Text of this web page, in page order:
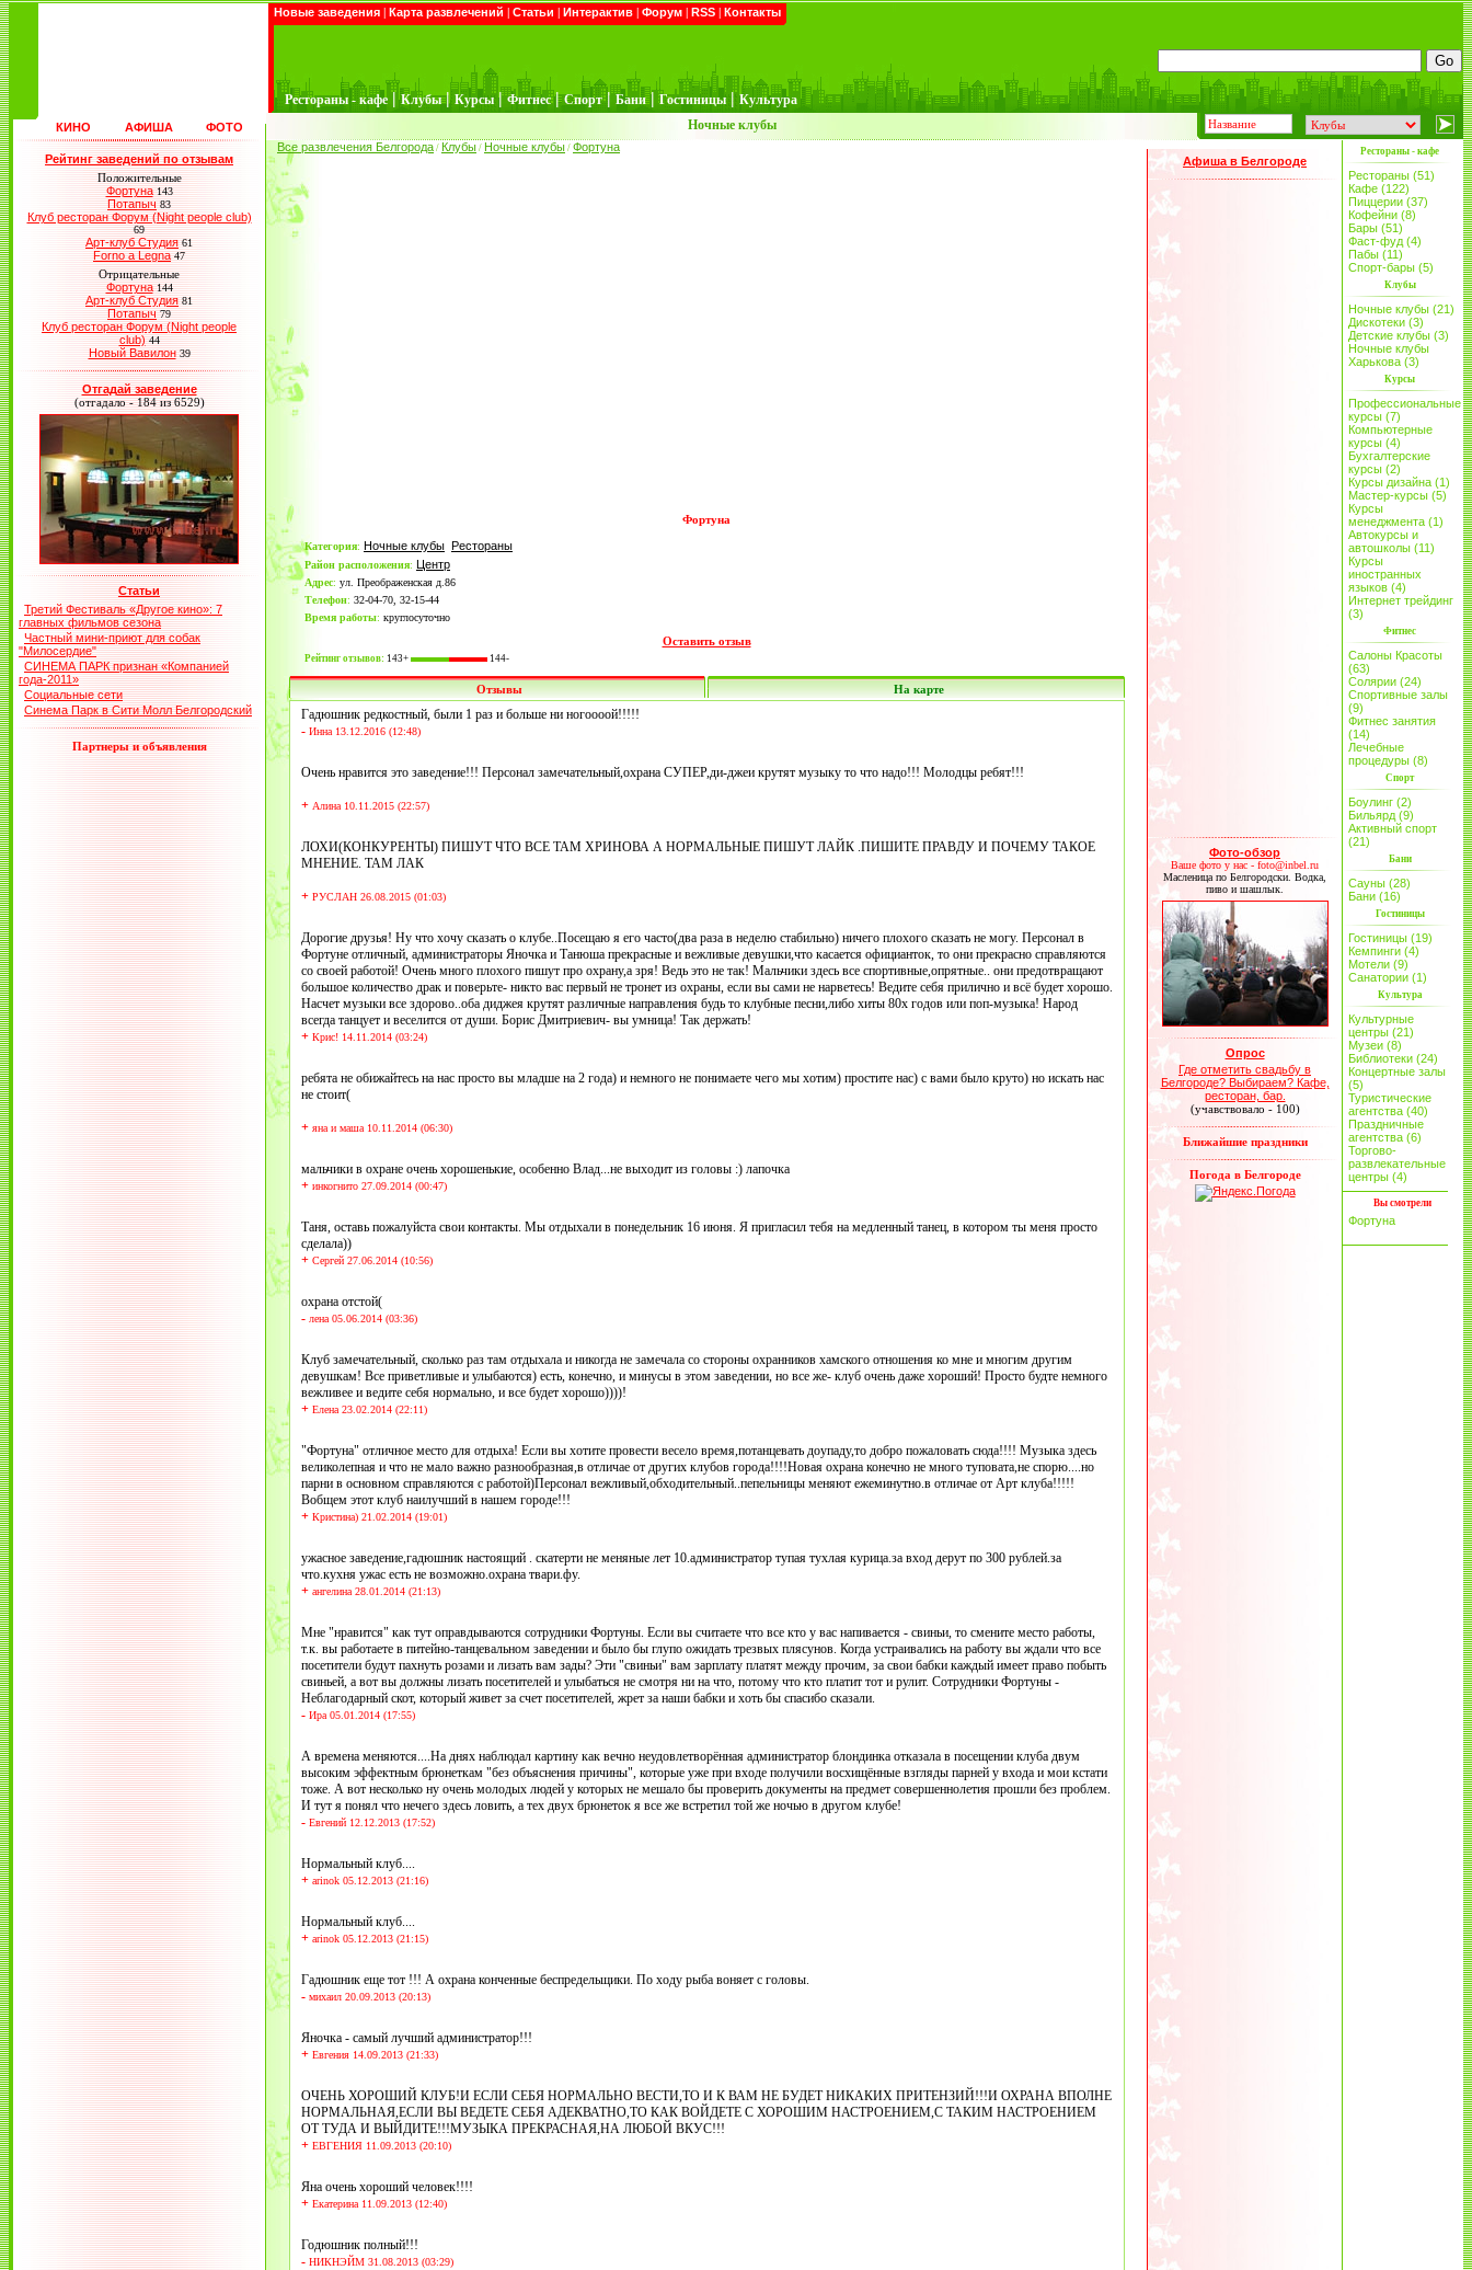
Новые заведения | Карта развлечений | Статьи | Интерактив | Форум | RSS | Контакты
Рестораны - кафе | Клубы | Курсы | Фитнес | Спорт | Бани | Гостиницы | Культура
КИНО АФИША ФОТО Ночные клубы
Рейтинг заведений по отзывам
Положительные
Фортуна 143
Потапыч 83
Клуб ресторан Форум (Night people club)
69
Арт-клуб Студия 61
Forno a Legna 47
Отрицательные
Фортуна 144
Арт-клуб Студия 81
Потапыч 79
Клуб ресторан Форум (Night people
club) 44
Новый Вавилон 39
Отгадай заведение
(отгадало - 184 из 6529)
Статьи
Третий Фестиваль «Другое кино»: 7
главных фильмов сезона
Частный мини-приют для собак
"Милосердие"
СИНЕМА ПАРК признан «Компанией
года-2011»
Социальные сети
Синема Парк в Сити Молл Белгородский
Партнеры и объявления
Все развлечения Белгорода / Клубы / Ночные клубы / Фортуна
Фортуна
Категория: Ночные клубы Рестораны
Район расположения: Центр
Адрес: ул. Преображенская д.86
Телефон: 32-04-70, 32-15-44
Время работы: круглосуточно
Оставить отзыв
Рейтинг отзывов: 143+ 144-
Отзывы На карте
Гадюшник редкостный, были 1 раз и больше ни ногоооой!!!!!
-Инна 13.12.2016 (12:48)
Очень нравится это заведение!!! Персонал замечательный,охрана СУПЕР,ди-джеи крутят музыку то что надо!!! Молодцы ребят!!!
+Алина 10.11.2015 (22:57)
ЛОХИ(КОНКУРЕНТЫ) ПИШУТ ЧТО ВСЕ ТАМ ХРИНОВА А НОРМАЛЬНЫЕ ПИШУТ ЛАЙК .ПИШИТЕ ПРАВДУ И ПОЧЕМУ ТАКОЕ
МНЕНИЕ. ТАМ ЛАК
+РУСЛАН 26.08.2015 (01:03)
Дорогие друзья! Ну что хочу сказать о клубе..Посещаю я его часто(два раза в неделю стабильно) ничего плохого сказать не могу. Персонал в
Фортуне отличный, администраторы Яночка и Танюша прекрасные и вежливые девушки,что касается официанток, то они прекрасно справляются
со своей работой! Очень много плохого пишут про охрану,а зря! Ведь это не так! Мальчики здесь все спортивные,опрятные.. они предотвращают
большое количество драк и поверьте- никто вас первый не тронет из охраны, если вы сами не нарветесь! Ведите себя прилично и всё будет хорошо.
Насчет музыки все здорово..оба диджея крутят различные направления будь то клубные песни,либо хиты 80х годов или поп-музыка! Народ
всегда танцует и веселится от души. Борис Дмитриевич- вы умница! Так держать!
+Крис! 14.11.2014 (03:24)
ребята не обижайтесь на нас просто вы младше на 2 года) и немного не понимаете чего мы хотим) простите нас) с вами было круто) но искать нас
не стоит(
+яна и маша 10.11.2014 (06:30)
мальчики в охране очень хорошенькие, особенно Влад...не выходит из головы :) лапочка
+инкогнито 27.09.2014 (00:47)
Таня, оставь пожалуйста свои контакты. Мы отдыхали в понедельник 16 июня. Я пригласил тебя на медленный танец, в котором ты меня просто
сделала))
+Сергей 27.06.2014 (10:56)
охрана отстой(
-лена 05.06.2014 (03:36)
Клуб замечательный, сколько раз там отдыхала и никогда не замечала со стороны охранников хамского отношения ко мне и многим другим
девушкам! Все приветливые и улыбаются) есть, конечно, и минусы в этом заведении, но все же- клуб очень даже хороший! Просто будте немного
вежливее и ведите себя нормально, и все будет хорошо))))!
+Елена 23.02.2014 (22:11)
"Фортуна" отличное место для отдыха! Если вы хотите провести весело время,потанцевать доупаду,то добро пожаловать сюда!!!! Музыка здесь
великолепная и что не мало важно разнообразная,в отличае от других клубов города!!!!Новая охрана конечно не много туповата,не спорю....но
парни в основном справляются с работой)Персонал вежливый,обходительный..пепельницы меняют ежеминутно.в отличае от Арт клуба!!!!!
Вобщем этот клуб наилучший в нашем городе!!!
+Кристина) 21.02.2014 (19:01)
ужасное заведение,гадюшник настоящий . скатерти не меняные лет 10.администратор тупая тухлая курица.за вход дерут по 300 рублей.за
что.кухня ужас есть не возможно.охрана твари.фу.
+ангелина 28.01.2014 (21:13)
Мне "нравится" как тут оправдываются сотрудники Фортуны. Если вы считаете что все кто у вас напивается - свиньи, то смените место работы,
т.к. вы работаете в питейно-танцевальном заведении и было бы глупо ожидать трезвых плясунов. Когда устраивались на работу вы ждали что все
посетители будут пахнуть розами и лизать вам зады? Эти "свиньи" вам зарплату платят между прочим, за свои бабки каждый имеет право побыть
свиньей, а вот вы должны лизать посетителей и улыбаться не смотря ни на что, потому что кто платит тот и рулит. Сотрудники Фортуны -
Неблагодарный скот, который живет за счет посетителей, жрет за наши бабки и хоть бы спасибо сказали.
-Ира 05.01.2014 (17:55)
А времена меняются....На днях наблюдал картину как вечно неудовлетворённая администратор блондинка отказала в посещении клуба двум
высоким эффектным брюнеткам "без объяснения причины", которые уже при входе получили восхищённые взгляды парней у входа и мои кстати
тоже. А вот несколько ну очень молодых людей у которых не мешало бы проверить документы на предмет совершеннолетия прошли без проблем.
И тут я понял что нечего здесь ловить, а тех двух брюнеток я все же встретил той же ночью в другом клубе!
-Евгений 12.12.2013 (17:52)
Нормальный клуб....
+arinok 05.12.2013 (21:16)
Нормальный клуб....
+arinok 05.12.2013 (21:15)
Гадюшник еще тот !!! А охрана конченные беспредельщики. По ходу рыба воняет с головы.
-михаил 20.09.2013 (20:13)
Яночка - самый лучший администратор!!!
+Евгения 14.09.2013 (21:33)
ОЧЕНЬ ХОРОШИЙ КЛУБ!И ЕСЛИ СЕБЯ НОРМАЛЬНО ВЕСТИ,ТО И К ВАМ НЕ БУДЕТ НИКАКИХ ПРИТЕНЗИЙ!!!И ОХРАНА ВПОЛНЕ
НОРМАЛЬНАЯ,ЕСЛИ ВЫ ВЕДЕТЕ СЕБЯ АДЕКВАТНО,ТО КАК ВОЙДЕТЕ С ХОРОШИМ НАСТРОЕНИЕМ,С ТАКИМ НАСТРОЕНИЕМ
ОТ ТУДА И ВЫЙДИТЕ!!!МУЗЫКА ПРЕКРАСНАЯ,НА ЛЮБОЙ ВКУС!!!
+ЕВГЕНИЯ 11.09.2013 (20:10)
Яна очень хороший человек!!!!
+Екатерина 11.09.2013 (12:40)
Годюшник полный!!!
-НИКНЭЙМ 31.08.2013 (03:29)
Афиша в Белгороде
Фото-обзор
Ваше фото у нас - foto@inbel.ru
Масленица по Белгородски. Водка,
пиво и шашлык.
Опрос
Где отметить свадьбу в
Белгороде? Выбираем? Кафе,
ресторан, бар.
(учавствовало - 100)
Ближайшие праздники
Погода в Белгороде
Рестораны - кафе
Рестораны (51)
Кафе (122)
Пиццерии (37)
Кофейни (8)
Бары (51)
Фаст-фуд (4)
Пабы (11)
Спорт-бары (5)
Клубы
Ночные клубы (21)
Дискотеки (3)
Детские клубы (3)
Ночные клубы
Харькова (3)
Курсы
Профессиональные
курсы (7)
Компьютерные
курсы (4)
Бухгалтерские
курсы (2)
Курсы дизайна (1)
Мастер-курсы (5)
Курсы
менеджмента (1)
Автокурсы и
автошколы (11)
Курсы
иностранных
языков (4)
Интернет трейдинг
(3)
Фитнес
Салоны Красоты
(63)
Солярии (24)
Спортивные залы
(9)
Фитнес занятия
(14)
Лечебные
процедуры (8)
Спорт
Боулинг (2)
Бильярд (9)
Активный спорт
(21)
Бани
Сауны (28)
Бани (16)
Гостиницы
Гостиницы (19)
Кемпинги (4)
Мотели (9)
Санатории (1)
Культура
Культурные
центры (21)
Музеи (8)
Библиотеки (24)
Концертные залы
(5)
Туристические
агентства (40)
Праздничные
агентства (6)
Торгово-
развлекательные
центры (4)
Вы смотрели
Фортуна